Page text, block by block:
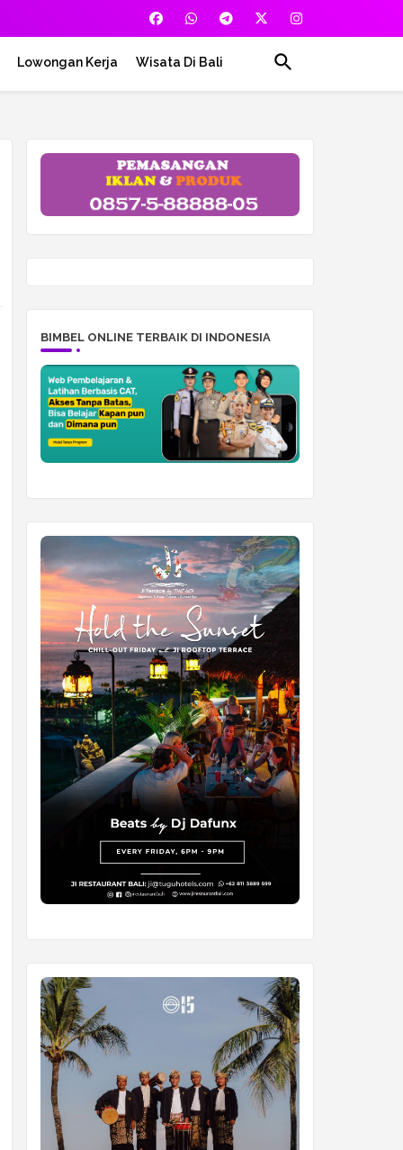
Lowongan Kerja Wisata Di Bali
BIMBEL ONLINE TERBAIK DI INDONESIA